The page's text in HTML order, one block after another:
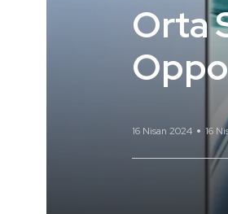
Orta
Oppo
16 Nisan 2024 16